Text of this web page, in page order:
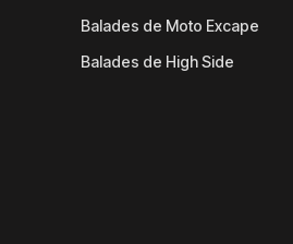
Balades de Moto Excape
Balades de High Side